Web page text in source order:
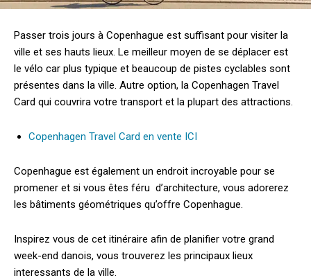
Passer trois jours à Copenhague est suffisant pour visiter la
ville et ses hauts lieux. Le meilleur moyen de se déplacer est
le vélo car plus typique et beaucoup de pistes cyclables sont
présentes dans la ville. Autre option, la Copenhagen Travel
Card qui couvrira votre transport et la plupart des attractions.
Copenhagen Travel Card en vente ICI
Copenhague est également un endroit incroyable pour se
promener et si vous êtes féru d’architecture, vous adorerez
les bâtiments géométriques qu’offre Copenhague.
Inspirez vous de cet itinéraire afin de planifier votre grand
week-end danois, vous trouverez les principaux lieux
interessants de la ville.